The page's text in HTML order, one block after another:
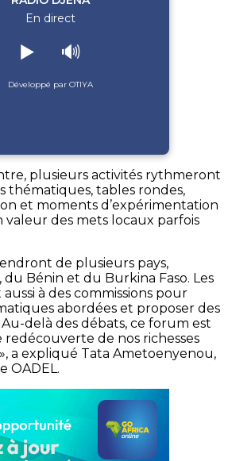
En direct
▶️ 🔊
Développé par OTIYA
plusieurs activités rythmeront
thématiques, tables rondes,
et moments d’expérimentation
des mets locaux parfois
de plusieurs pays,
Bénin et du Burkina Faso. Les
à des commissions pour
abordées et proposer des
delà des débats, ce forum est
de nos richesses
a expliqué Tata Ametoenyenou,
OADEL.